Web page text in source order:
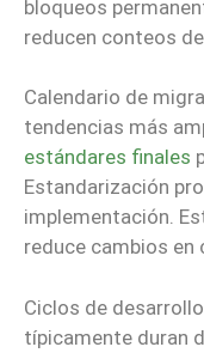
bloqueos
reducen conteos
Calendario de
tendencias más
estándares finales
Estandarización
implementación.
reduce cambios en
Ciclos de
típicamente duran